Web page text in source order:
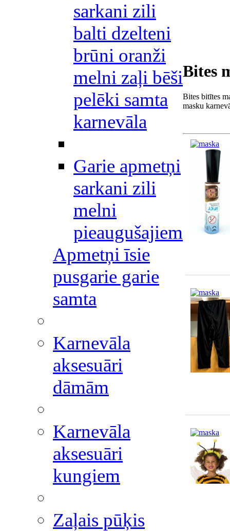
sarkani zili
balti dzelteni
brūni oranži
melni zaļi bēši
pelēki samta
karnevāla
Garie apmetņi
sarkani zili
melni
pieaugušajiem
Apmetņi īsie
pusgarie garie
samta
Karnevāla
aksesuāri
dāmām
Karnevāla
aksesuāri
kungiem
Zaļais pūķis
Bites
Bites bitītes
masku